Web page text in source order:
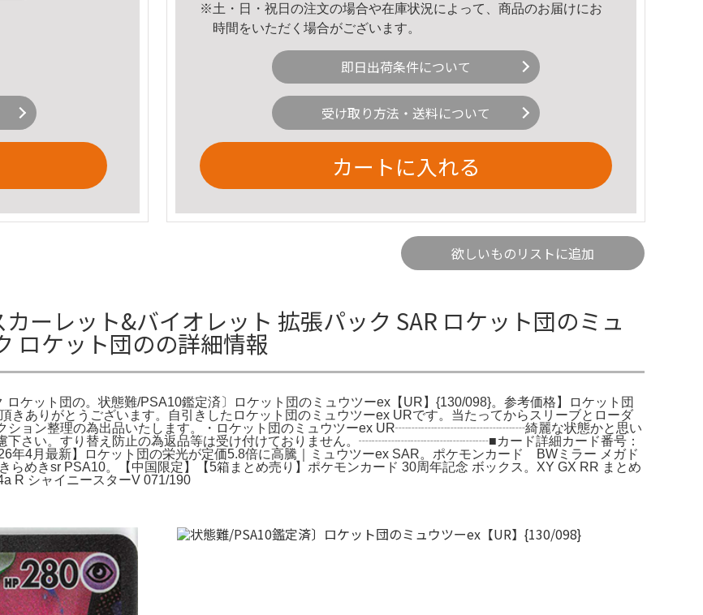
※土・日・祝日の注文の場合や在庫状況によって、商品のお届けにお
時間をいただく場合がございます。
即日出荷条件について
受け取り方法・送料について
カートに入れる
欲しいものリストに追加
ーレット&バイオレット 拡張パック SAR ロケット団のミュ
ロケット団のの詳細情報
ケット団の。状態難/PSA10鑑定済〕ロケット団のミュウツーex【UR】{130/098}。参考価格】ロケット団
きありがとうございます。自引きしたロケット団のミュウツーex URです。当たってからスリーブとローダ
クション整理の為出品いたします。・ロケット団のミュウツーex UR┈┈┈┈┈┈┈┈┈┈綺麗な状態かと思い
慮下さい。すり替え防止の為返品等は受け付けておりません。┈┈┈┈┈┈┈┈┈┈​■カード詳細​カード番号：
年4月最新】ロケット団の栄光が定価5.8倍に高騰｜ミュウツーex SAR。ポケモンカード BWミラー メガド
めきsr PSA10。【中国限定】【5箱まとめ売り】ポケモンカード 30周年記念 ボックス。XY GX RR まとめ
R シャイニースターV 071/190